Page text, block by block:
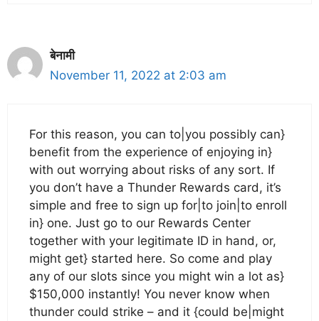
बेनामी
November 11, 2022 at 2:03 am
For this reason, you can to|you possibly can}
benefit from the experience of enjoying in}
with out worrying about risks of any sort. If
you don’t have a Thunder Rewards card, it’s
simple and free to sign up for|to join|to enroll
in} one. Just go to our Rewards Center
together with your legitimate ID in hand, or,
might get} started here. So come and play
any of our slots since you might win a lot as}
$150,000 instantly! You never know when
thunder could strike – and it {could be|might